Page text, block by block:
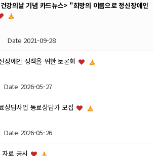
강의날 기념 카드뉴스> "희망의 이름으로 정신장애인
Date 2021-09-28
장애인 정책을 위한 토론회
Date 2026-05-27
상담사업 동료상담가 모집
Date 2026-05-26
료 공시